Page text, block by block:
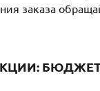
заказа
БЮДЖЕТ